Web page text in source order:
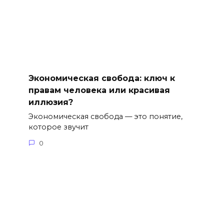
Экономическая свобода: ключ к
правам человека или красивая
иллюзия?
Экономическая свобода — это понятие,
которое звучит
0